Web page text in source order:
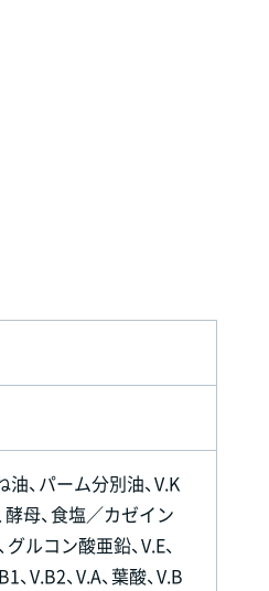
、パーム分別油、V.K
酵母、食塩／カゼイン
ルコン酸亜鉛、V.E、
V.B2、V.A、葉酸、V.B